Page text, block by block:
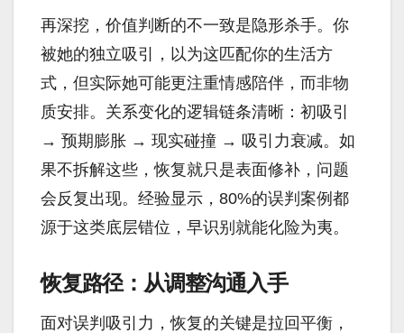
再深挖，价值判断的不一致是隐形杀手。你
被她的独立吸引，以为这匹配你的生活方
式，但实际她可能更注重情感陪伴，而非物
质安排。关系变化的逻辑链条清晰：初吸引
→ 预期膨胀 → 现实碰撞 → 吸引力衰减。如
果不拆解这些，恢复就只是表面修补，问题
会反复出现。经验显示，80%的误判案例都
源于这类底层错位，早识别就能化险为夷。
恢复路径：从调整沟通入手
面对误判吸引力，恢复的关键是拉回平衡，